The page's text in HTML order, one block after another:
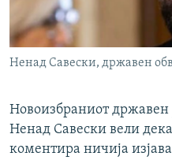
Ненад Савески, државен
Новоизбраниот државен
Ненад Савески вели
коментира ничија